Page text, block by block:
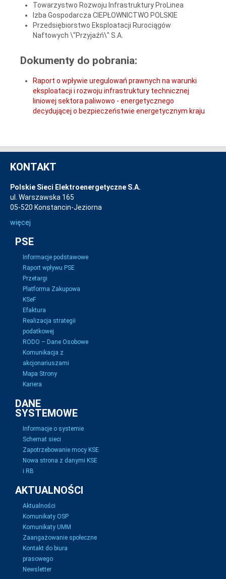
Towarzystwo Rozwoju Infrastruktury ProLinea
Izba Gospodarcza CIEPŁOWNICTWO POLSKIE
Przedsiębiorstwo Eksploatacji Rurociągów
Naftowych \"Przyjaźń\" S.A.
Dokumenty do pobrania:
Raport o wpływie uregulowań prawnych na warunki
eksploatacji i rozwoju infrastruktury technicznej
liniowej sektora paliwowo - energetycznego
decydującej o bezpieczeństwie energetycznym kraju
KONTAKT
Polskie Sieci Elektroenergetyczne S.A.
ul. Warszawska 165
05-520 Konstancin-Jeziorna
więcej
PSE
Informacje podstawowe
Raport wpływu PSE
Przetargi
Platforma Zakupowa
KSeF
Efaktura
Realizacja strategii
podatkowej
RODO – Dane Osobowe
Komunikacja z
akcjonariuszami
Mapa Strony
Kariera
DANE
SYSTEMOWE
Informacje o systemie
Schemat sieci
Zapotrzebowanie mocy KSE
Nowa strona z danymi KSE
i RB
AKTUALNOŚCI
Aktualności
Komunikaty OSP
Komunikaty UMM
Zaangażowanie społeczne
Kontakt do biura
prasowego
Newsletter